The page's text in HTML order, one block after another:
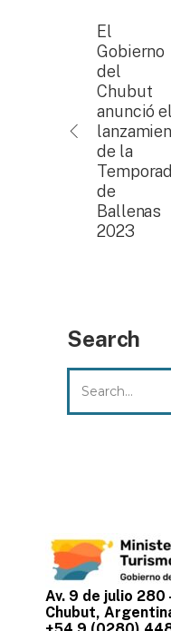
El
Gobierno
del
Chubut
anunció el
de la
de
Ballenas
2023
Search
Search
for:
Av. 9 de julio 280
Chubut,